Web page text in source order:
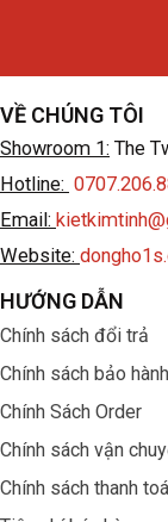
VỀ CHÚNG TÔI
Showroom 1: The
Hotline:
Email:
Website:
HƯỚNG DẪN
Chính sách đổi trả
Chính sách bảo hành
Chính Sách Order
Chính sách vận
Chính sách thanh